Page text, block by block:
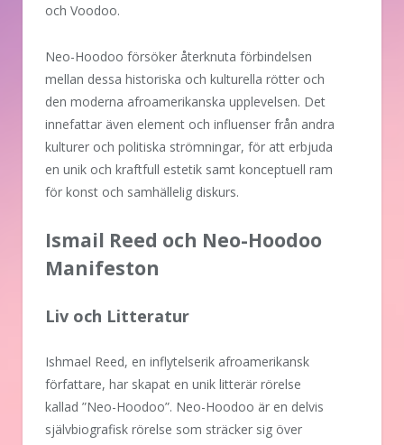
och Voodoo.
Neo-Hoodoo försöker återknuta förbindelsen
mellan dessa historiska och kulturella rötter och
den moderna afroamerikanska upplevelsen. Det
innefattar även element och influenser från andra
kulturer och politiska strömningar, för att erbjuda
en unik och kraftfull estetik samt konceptuell ram
för konst och samhällelig diskurs.
Ismail Reed och Neo-Hoodoo
Manifeston
Liv och Litteratur
Ishmael Reed, en inflytelserik afroamerikansk
författare, har skapat en unik litterär rörelse
kallad ”Neo-Hoodoo”. Neo-Hoodoo är en delvis
självbiografisk rörelse som sträcker sig över